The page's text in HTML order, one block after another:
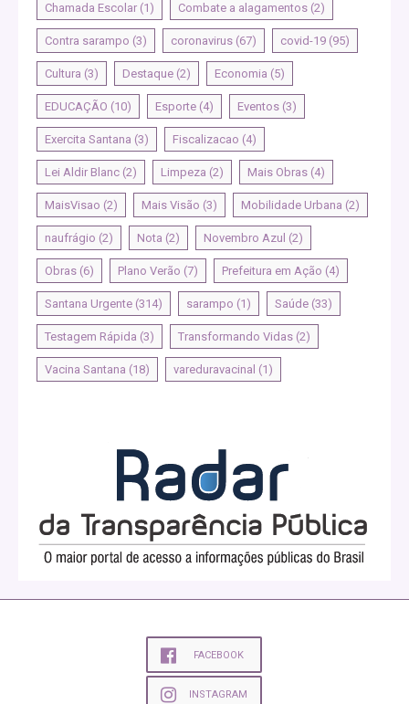
Chamada Escolar (1) Combate a alagamentos (2)
Contra sarampo (3) coronavirus (67) covid-19 (95)
Cultura (3) Destaque (2) Economia (5)
EDUCAÇÃO (10) Esporte (4) Eventos (3)
Exercita Santana (3) Fiscalizacao (4)
Lei Aldir Blanc (2) Limpeza (2) Mais Obras (4)
MaisVisao (2) Mais Visão (3) Mobilidade Urbana (2)
naufrágio (2) Nota (2) Novembro Azul (2)
Obras (6) Plano Verão (7) Prefeitura em Ação (4)
Santana Urgente (314) sarampo (1) Saúde (33)
Testagem Rápida (3) Transformando Vidas (2)
Vacina Santana (18) vareduravacinal (1)
FACEBOOK
INSTAGRAM